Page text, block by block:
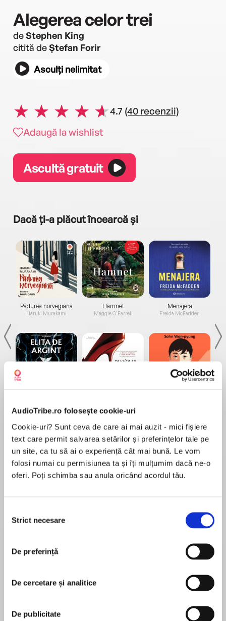
AudioTribe.ro folosește cookie-uri
Cookie-uri? Sunt ceva de care ai mai auzit - mici fișiere
text care permit salvarea setărilor și preferințelor tale pe
un site, ca tu să ai o experiență cât mai bună. Le vom
folosi numai cu permisiunea ta și îți mulțumim dacă ne-o
oferi. Poți schimba sau anula oricând acordul tău.
consimțământului
Strict necesare
De preferință
De cercetare și analitice
De publicitate
Alegerea celor trei
deStephen King
citită deȘtefan Forir
Asculți nelimitat
4.7 (40 recenzii)
Adaugă la wishlist
Ascultă gratuit
Dacă ți-a plăcut încearcă și
Pădurea norvegiană
Haruki Murakami
Hamnet
Maggie O'Farrell
Menajera
Freida McFadden
Desprecarte
A doua parte din seria TURNUL ÎNTUNECAT.
Booklist
La capătul nopții, omul în negru se transformă
într-o mână de oase, iar Roland se trezește pe o
plajă părăsită din strania lume paralelă ce
După ce înfruntă creaturi bizare, ieșite din
marea năvalnică, Roland deschide porți
diferite din istoria orașului New York.
Recenzii
O porcărie